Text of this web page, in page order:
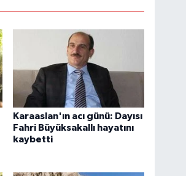
Karaaslan'ın acı günü: Dayısı
Fahri Büyüksakallı hayatını
kaybetti